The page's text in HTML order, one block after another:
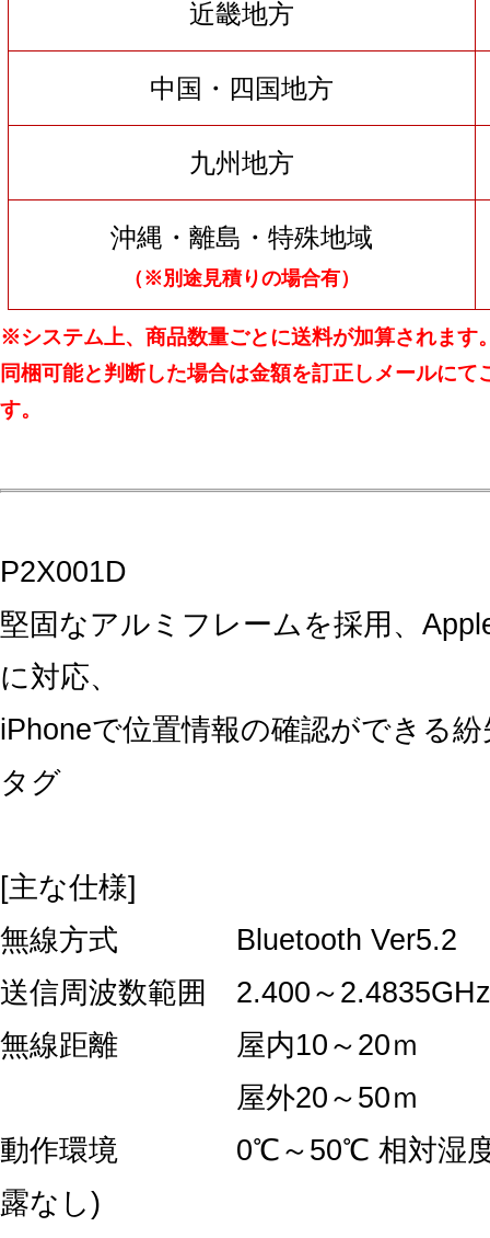
近畿地方
中国・四国地方
九州地方
沖縄・離島・特殊地域
（※別途見積りの場合有）
※システム上、商品数量ごとに送料が加算されます
同梱可能と判断した場合は金額を訂正しメールにて
す。
P2X001D
堅固なアルミフレームを採用、
に対応、
iPhoneで位置情報の確認ができる
タグ
[主な仕様]
無線方式 Bluetooth Ver5.2
送信周波数範囲 2.400～2.4835GHz
無線距離 屋内10～20ｍ
屋外20～50ｍ
動作環境 0℃～50℃ 相対湿度
露なし)